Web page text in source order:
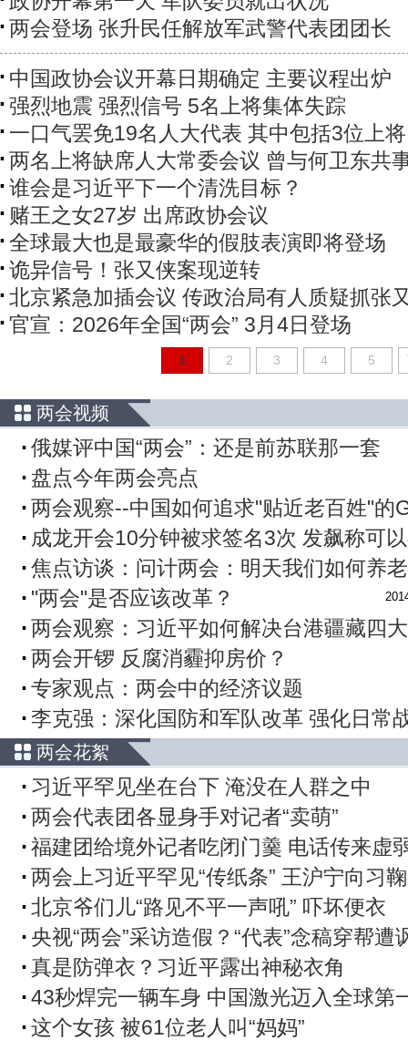
两会登场 张升民任解放军武警代表团团长
中国政协会议开幕日期确定 主要议程出炉
强烈地震 强烈信号 5名上将集体失踪
一口气罢免19名人大代表 其中包括3位上将
两名上将缺席人大常委会议 曾与何卫东共
谁会是习近平下一个清洗目标？
赌王之女27岁 出席政协会议
全球最大也是最豪华的假肢表演即将登场
诡异信号！张又侠案现逆转
北京紧急加插会议 传政治局有人质疑抓张
官宣：2026年全国“两会” 3月4日登场
1 2 3 4 5
两会视频
俄媒评中国“两会”：还是前苏联那一套
盘点今年两会亮点
两会观察--中国如何追求"贴近老百姓"的
成龙开会10分钟被求签名3次 发飙称可
焦点访谈：问计两会：明天我们如何养
"两会"是否应该改革？
两会观察：习近平如何解决台港疆藏四
两会开锣 反腐消霾抑房价？
专家观点：两会中的经济议题
李克强：深化国防和军队改革 强化日常
两会花絮
习近平罕见坐在台下 淹没在人群之中
两会代表团各显身手对记者“卖萌”
福建团给境外记者吃闭门羹 电话传来虚
两会上习近平罕见“传纸条” 王沪宁向习
北京爷们儿“路见不平一声吼” 吓坏便衣
央视“两会”采访造假？“代表”念稿穿帮遭
真是防弹衣？习近平露出神秘衣角
43秒焊完一辆车身 中国激光迈入全球第
这个女孩 被61位老人叫“妈妈”